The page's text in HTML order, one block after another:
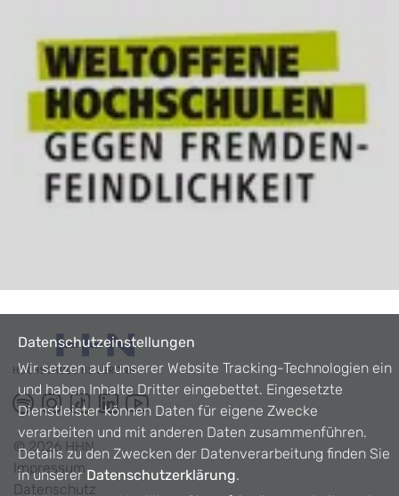
©2026 HHN
Impressum
Datenschutz
Datenschutzeinstellungen
Wir setzen auf unserer Website Tracking-Technologien ein
und haben Inhalte Dritter eingebettet. Eingesetzte
Dienstleister können Daten für eigene Zwecke
verarbeiten und mit anderen Daten zusammenführen.
Details zu den Zwecken der Datenverarbeitung finden Sie
in unsererDatenschutzerklärung.